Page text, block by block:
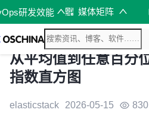
研发效能 媒体矩阵
从平均值到任意百分
指数直方图
elasticstack 2026-05-15 830